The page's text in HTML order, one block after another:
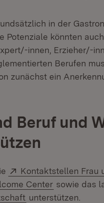
in der
Potenziale könnten
innen, Erzieher/-
Berufen
zunächst ein
Beruf und
Extern:
Kontaktstellen Frau
Center (Öffnet in
sowie das
(Öffnet in neuem
unterstützen.